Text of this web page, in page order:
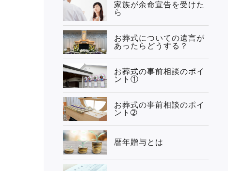
家族が余命宣告を受けた
ら
お葬式についての遺言が
あったらどうする？
お葬式の事前相談のポイ
ント①
お葬式の事前相談のポイ
ント➁
暦年贈与とは